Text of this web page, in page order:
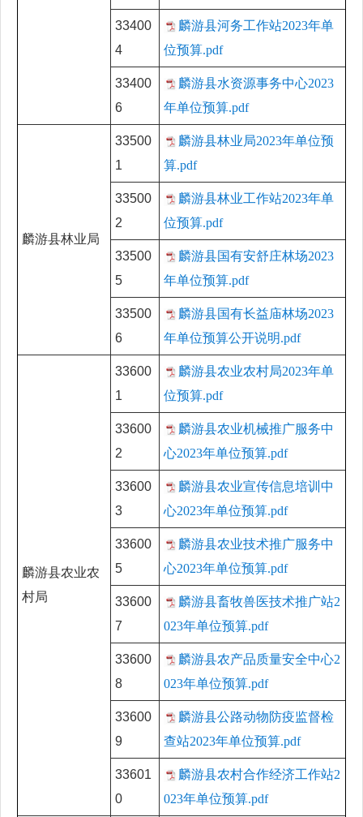
33400
4
麟游县河务工作站2023年单
位预算.pdf
33400
6
麟游县水资源事务中心2023
年单位预算.pdf
麟游县林业局
33500
1
麟游县林业局2023年单位预
算.pdf
33500
2
麟游县林业工作站2023年单
位预算.pdf
33500
5
麟游县国有安舒庄林场2023
年单位预算.pdf
33500
6
麟游县国有长益庙林场2023
年单位预算公开说明.pdf
麟游县农业农
村局
33600
1
麟游县农业农村局2023年单
位预算.pdf
33600
2
麟游县农业机械推广服务中
心2023年单位预算.pdf
33600
3
麟游县农业宣传信息培训中
心2023年单位预算.pdf
33600
5
麟游县农业技术推广服务中
心2023年单位预算.pdf
33600
7
麟游县畜牧兽医技术推广站2
023年单位预算.pdf
33600
8
麟游县农产品质量安全中心2
023年单位预算.pdf
33600
9
麟游县公路动物防疫监督检
查站2023年单位预算.pdf
33601
0
麟游县农村合作经济工作站2
023年单位预算.pdf